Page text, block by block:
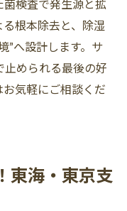
検査で発生源と拡
根本除去と、除湿
”へ設計します。サ
められる最後の好
気軽にご相談くだ
東海・東京支